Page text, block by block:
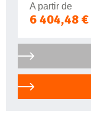
A partir de
6 404,48 €